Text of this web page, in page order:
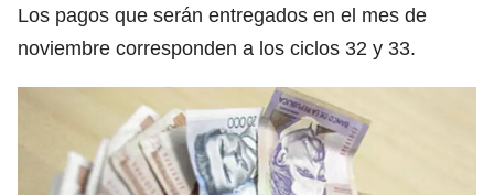
Los pagos que serán entregados en el mes de
noviembre corresponden a los ciclos 32 y 33.